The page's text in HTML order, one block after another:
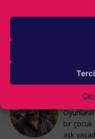
net bir çıkış tarihi
finanse eden bağımsız
duyurusu biraz daha
bir çocuk
aşk